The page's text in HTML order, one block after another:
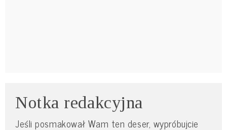
Notka redakcyjna
Jeśli posmakował Wam ten deser, wypróbujcie